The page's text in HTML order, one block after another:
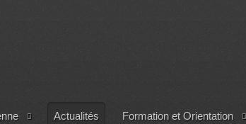
Actualités Formation et Orientation